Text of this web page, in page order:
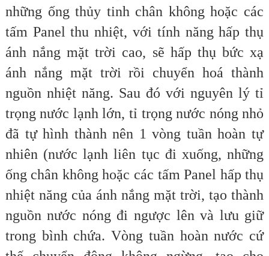
những ống thủy tinh chân không hoặc các
tấm Panel thu nhiệt, với tính năng hấp thụ
ánh nắng mặt trời cao, sẽ hấp thụ bức xạ
ánh nắng mặt trời rồi chuyển hoá thành
nguồn nhiệt năng. Sau đó với nguyên lý tỉ
trọng nước lạnh lớn, tỉ trọng nước nóng nhỏ
đã tự hình thành nên 1 vòng tuần hoàn tự
nhiên (nước lạnh liên tục đi xuống, những
ống chân không hoặc các tấm Panel hấp thụ
nhiệt năng của ánh nắng mặt trời, tạo thành
nguồn nước nóng đi ngược lên và lưu giữ
trong bình chứa. Vòng tuần hoàn nước cứ